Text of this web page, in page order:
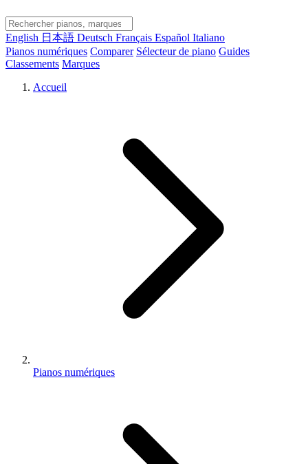
English 日本語 Deutsch Français Español Italiano
Pianos numériques Comparer Sélecteur de piano Guides
Classements Marques
Accueil
Pianos numériques